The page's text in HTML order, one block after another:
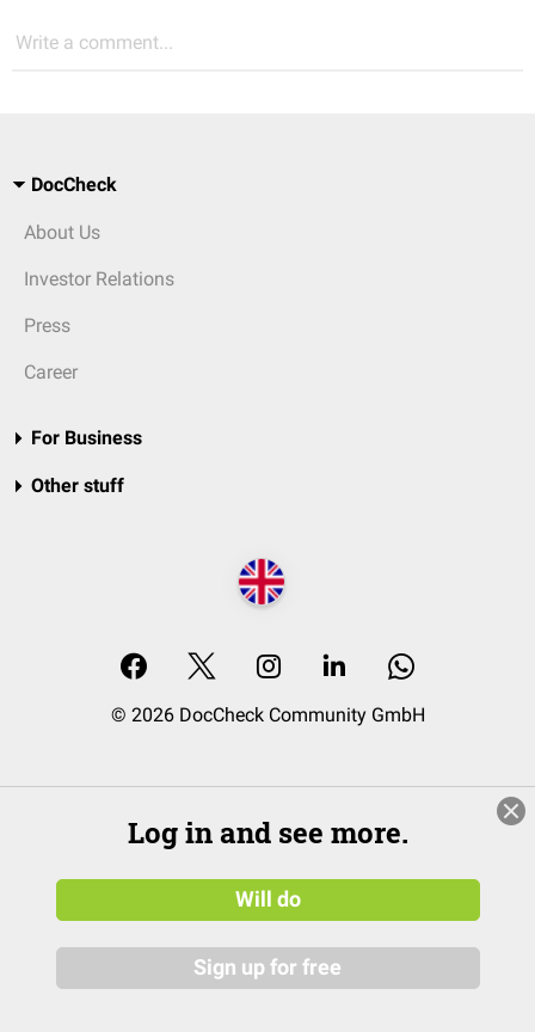
Write a comment...
DocCheck
About Us
Investor Relations
Press
Career
For Business
Other stuff
© 2026 DocCheck Community GmbH
Log in and see more.
Will do
Sign up for free